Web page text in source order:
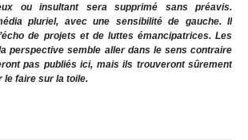
ou insultant sera supprimé sans préavis.
pluriel, avec une sensibilité de gauche. Il
de projets et de luttes émancipatrices. Les
perspective semble aller dans le sens contraire
pas publiés ici, mais ils trouveront sûrement
le faire sur la toile.